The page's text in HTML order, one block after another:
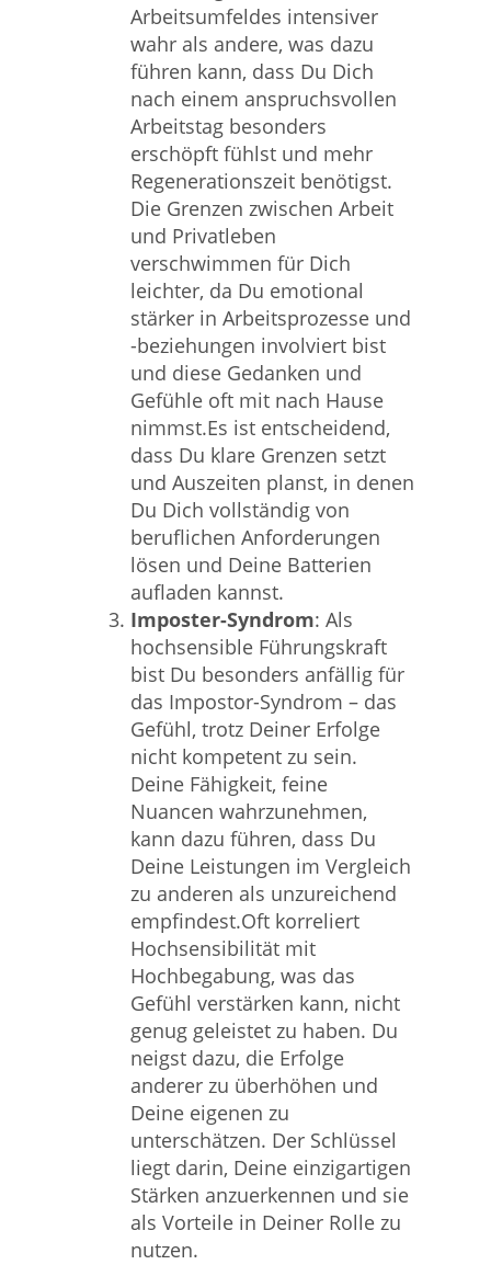
Arbeitsumfeldes intensiver
wahr als andere, was dazu
führen kann, dass Du Dich
nach einem anspruchsvollen
Arbeitstag besonders
erschöpft fühlst und mehr
Regenerationszeit benötigst.
Die Grenzen zwischen Arbeit
und Privatleben
verschwimmen für Dich
leichter, da Du emotional
stärker in Arbeitsprozesse und
-beziehungen involviert bist
und diese Gedanken und
Gefühle oft mit nach Hause
nimmst.Es ist entscheidend,
dass Du klare Grenzen setzt
und Auszeiten planst, in denen
Du Dich vollständig von
beruflichen Anforderungen
lösen und Deine Batterien
aufladen kannst.
Imposter-Syndrom: Als
hochsensible Führungskraft
bist Du besonders anfällig für
das Impostor-Syndrom – das
Gefühl, trotz Deiner Erfolge
nicht kompetent zu sein.
Deine Fähigkeit, feine
Nuancen wahrzunehmen,
kann dazu führen, dass Du
Deine Leistungen im Vergleich
zu anderen als unzureichend
empfindest.Oft korreliert
Hochsensibilität mit
Hochbegabung, was das
Gefühl verstärken kann, nicht
genug geleistet zu haben. Du
neigst dazu, die Erfolge
anderer zu überhöhen und
Deine eigenen zu
unterschätzen. Der Schlüssel
liegt darin, Deine einzigartigen
Stärken anzuerkennen und sie
als Vorteile in Deiner Rolle zu
nutzen.